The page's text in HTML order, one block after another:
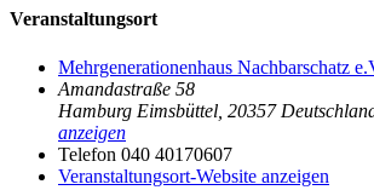
Veranstaltungsort
Mehrgenerationenhaus Nachbarschatz
Amandastraße 58
Hamburg Eimsbüttel 20357
anzeigen
Telefon 040 40170607
Veranstaltungsort-Website anzeigen